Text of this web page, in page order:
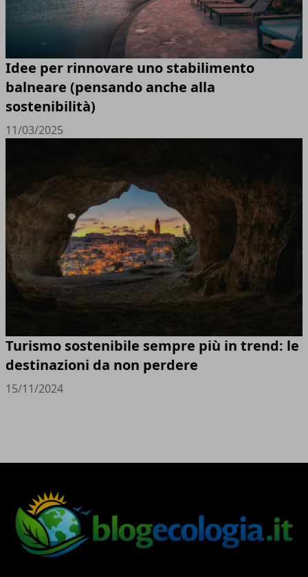
Idee per rinnovare uno stabilimento
balneare (pensando anche alla
sostenibilità)
11/03/2025
Turismo sostenibile sempre più in trend: le
destinazioni da non perdere
15/11/2024